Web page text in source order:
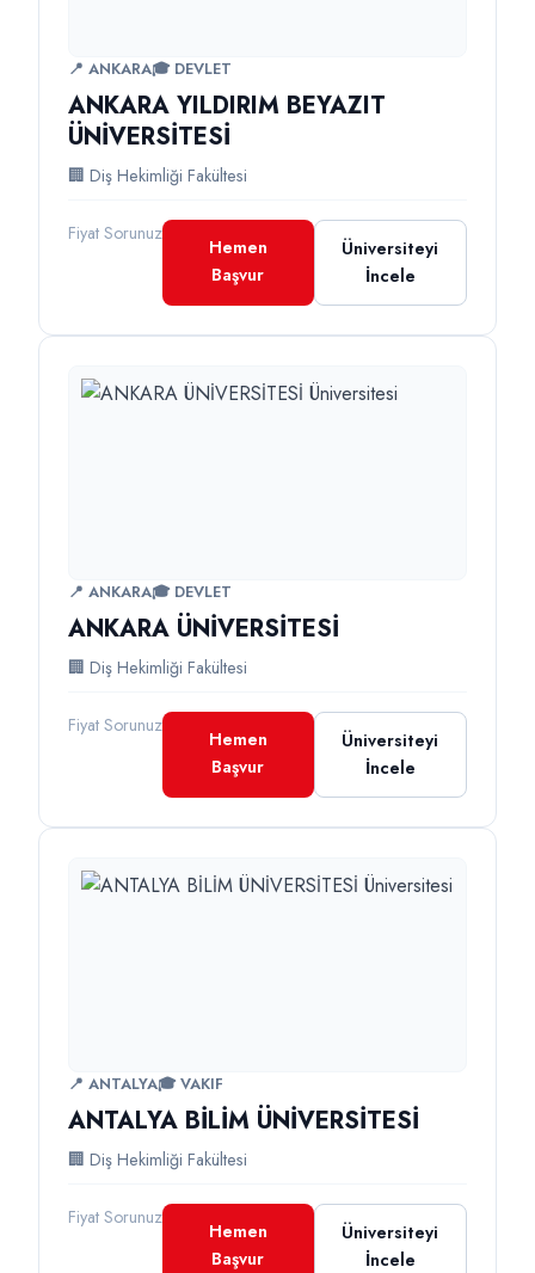
📍 ANKARA🎓 DEVLET
ANKARA YILDIRIM BEYAZIT
ÜNİVERSİTESİ
🏢 Diş Hekimliği Fakültesi
Fiyat Sorunuz
Hemen
Başvur
Üniversiteyi
İncele
📍 ANKARA🎓 DEVLET
ANKARA ÜNİVERSİTESİ
🏢 Diş Hekimliği Fakültesi
Fiyat Sorunuz
Hemen
Başvur
Üniversiteyi
İncele
📍 ANTALYA🎓 VAKIF
ANTALYA BİLİM ÜNİVERSİTESİ
🏢 Diş Hekimliği Fakültesi
Fiyat Sorunuz
Hemen
Başvur
Üniversiteyi
İncele